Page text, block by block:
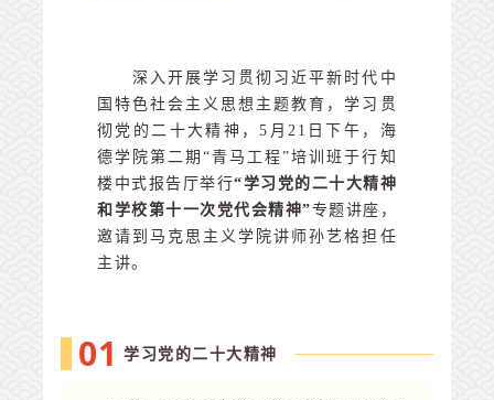
深入开展学习贯彻习近平新时代中
国特色社会主义思想主题教育，学习贯
彻党的二十大精神，5月21日下午，海
德学院第二期“青马工程”培训班于行知
楼中式报告厅举行“学习党的二十大精神
和学校第十一次党代会精神”专题讲座，
邀请到马克思主义学院讲师孙艺格担任
主讲。
01 学习党的二十大精神